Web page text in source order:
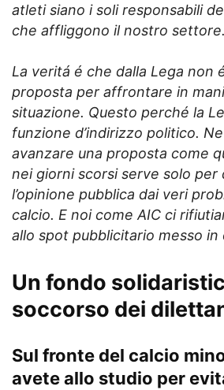
atleti siano i soli responsabili
che affliggono il nostro settore.
La veritá é che dalla Lega non
proposta per affrontare in
situazione. Questo perché la
funzione d’indirizzo politico.
avanzare una proposta come
nei giorni scorsi serve solo per
l’opinione pubblica dai veri
calcio. E noi come AIC ci
allo spot pubblicitario messo in
Un fondo
soccorso dei
Sul fronte del calcio
avete allo studio per